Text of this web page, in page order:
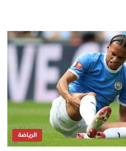
الرياضة